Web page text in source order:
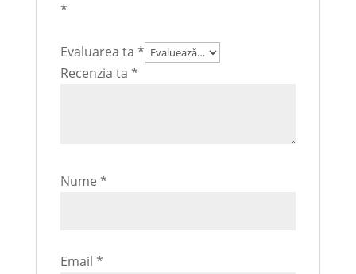
*
Evaluarea ta *
Recenzia ta *
Nume *
Email *